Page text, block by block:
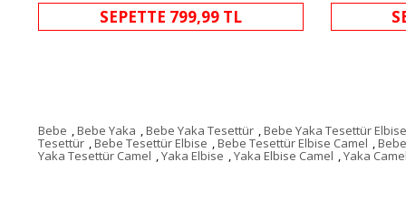
SEPETTE 799,99 TL
Bebe ,Bebe Yaka ,Bebe Yaka Tesettür ,Bebe Yaka Tesettür Elbise
Tesettür ,Bebe Tesettür Elbise ,Bebe Tesettür Elbise Camel ,
Yaka Tesettür Camel ,Yaka Elbise ,Yaka Elbise Camel ,Yaka Camel